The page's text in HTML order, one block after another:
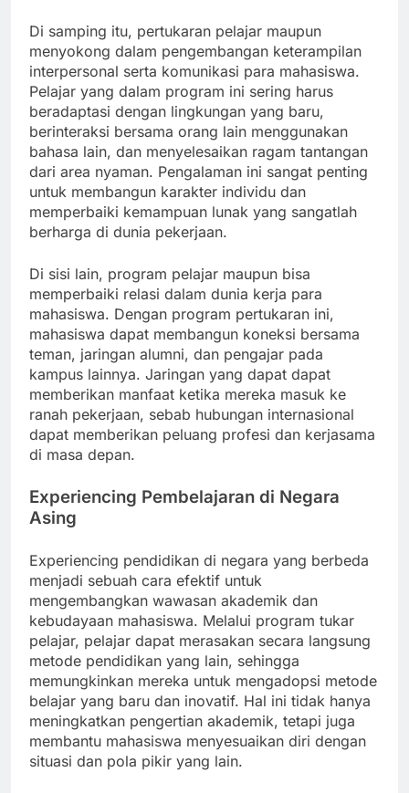
Di samping itu, pertukaran pelajar maupun
menyokong dalam pengembangan keterampilan
interpersonal serta komunikasi para mahasiswa.
Pelajar yang dalam program ini sering harus
beradaptasi dengan lingkungan yang baru,
berinteraksi bersama orang lain menggunakan
bahasa lain, dan menyelesaikan ragam tantangan
dari area nyaman. Pengalaman ini sangat penting
untuk membangun karakter individu dan
memperbaiki kemampuan lunak yang sangatlah
berharga di dunia pekerjaan.
Di sisi lain, program pelajar maupun bisa
memperbaiki relasi dalam dunia kerja para
mahasiswa. Dengan program pertukaran ini,
mahasiswa dapat membangun koneksi bersama
teman, jaringan alumni, dan pengajar pada
kampus lainnya. Jaringan yang dapat dapat
memberikan manfaat ketika mereka masuk ke
ranah pekerjaan, sebab hubungan internasional
dapat memberikan peluang profesi dan kerjasama
di masa depan.
Experiencing Pembelajaran di Negara
Asing
Experiencing pendidikan di negara yang berbeda
menjadi sebuah cara efektif untuk
mengembangkan wawasan akademik dan
kebudayaan mahasiswa. Melalui program tukar
pelajar, pelajar dapat merasakan secara langsung
metode pendidikan yang lain, sehingga
memungkinkan mereka untuk mengadopsi metode
belajar yang baru dan inovatif. Hal ini tidak hanya
meningkatkan pengertian akademik, tetapi juga
membantu mahasiswa menyesuaikan diri dengan
situasi dan pola pikir yang lain.